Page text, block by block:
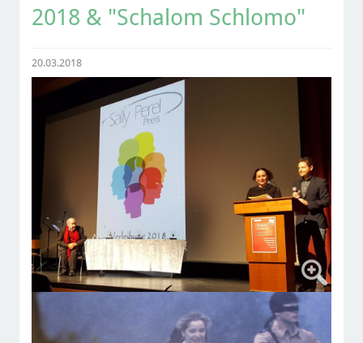
2018 & "Schalom Schlomo"
20.03.2018